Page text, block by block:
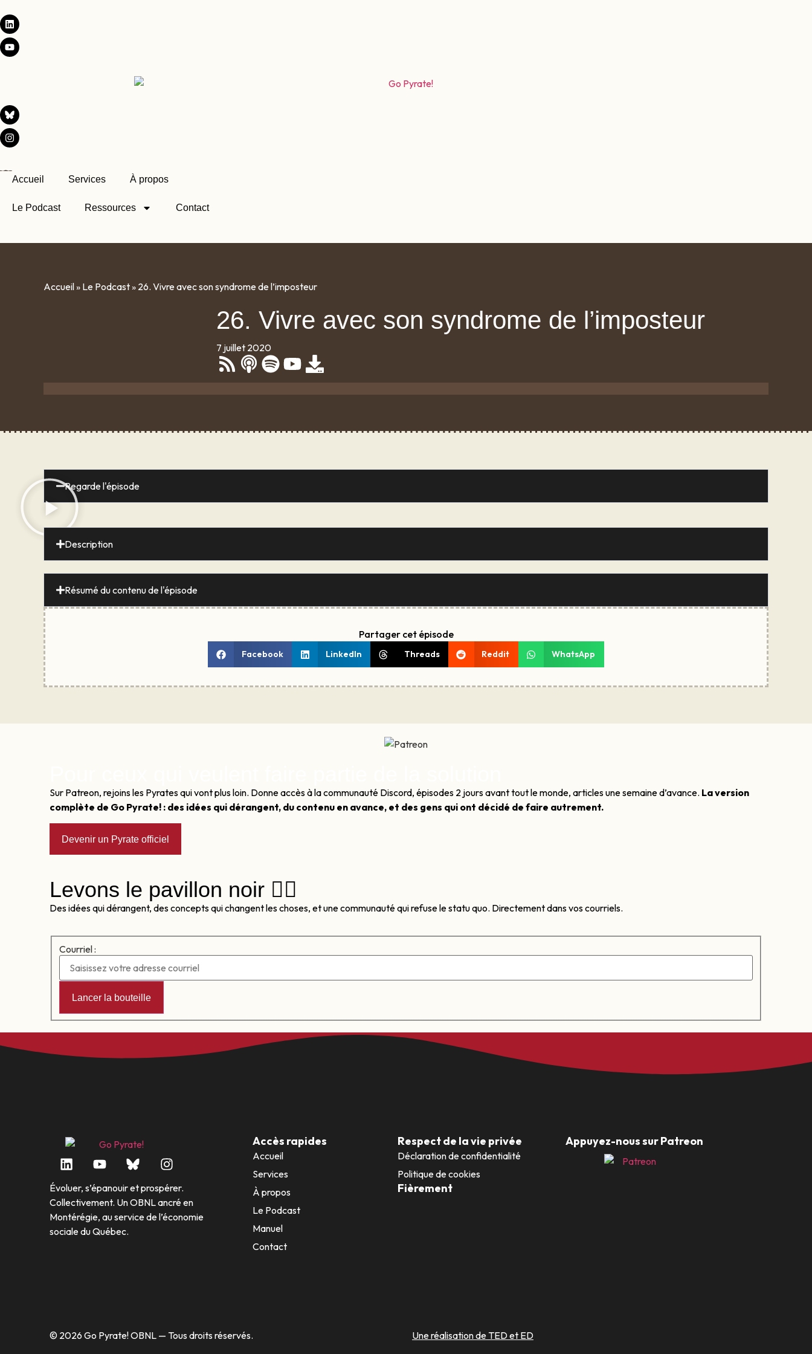
Accueil Services À propos
Le Podcast Ressources Contact
Accueil» Le Podcast» 26. Vivre avec son syndrome de l’imposteur
26. Vivre avec son syndrome de l’imposteur
7 juillet 2020
Regarde l'épisode
Description
Résumé du contenu de l'épisode
Partager cet épisode
Facebook LinkedIn Threads Reddit WhatsApp
Sur Patreon, rejoins les Pyrates qui vont plus loin. Donne accès à la communauté Discord, épisodes 2 jours avant tout le monde, articles une semaine d’avance. La version
complète de Go Pyrate! : des idées qui dérangent, du contenu en avance, et des gens qui ont décidé de faire autrement.
Devenir un Pyrate officiel
Levons le pavillon noir 🏴‍☠️
Des idées qui dérangent, des concepts qui changent les choses, et une communauté qui refuse le statu quo. Directement dans vos courriels.
Courriel :
Évoluer, s’épanouir et prospérer.
Collectivement. Un OBNL ancré en
Montérégie, au service de l’économie
sociale du Québec.
Accès rapides
Accueil
Services
À propos
Le Podcast
Manuel
Contact
Respect de la vie privée
Déclaration de confidentialité
Politique de cookies
Fièrement
Appuyez-nous sur Patreon
© 2026 Go Pyrate! OBNL — Tous droits réservés. Une réalisation de TED et ED